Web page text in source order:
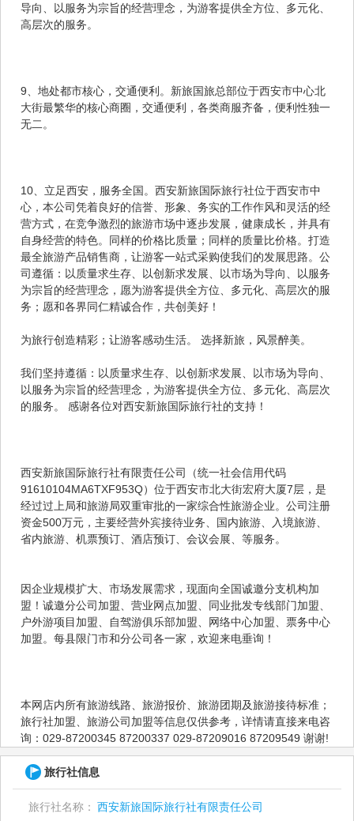
导向、以服务为宗旨的经营理念，为游客提供全方位、多元化、
高层次的服务。
9、地处都市核心，交通便利。新旅国旅总部位于西安市中心北
大街最繁华的核心商圈，交通便利，各类商服齐备，便利性独一
无二。
10、立足西安，服务全国。西安新旅国际旅行社位于西安市中
心，本公司凭着良好的信誉、形象、务实的工作作风和灵活的经
营方式，在竞争激烈的旅游市场中逐步发展，健康成长，并具有
自身经营的特色。同样的价格比质量；同样的质量比价格。打造
最全旅游产品销售商，让游客一站式采购使我们的发展思路。公
司遵循：以质量求生存、以创新求发展、以市场为导向、以服务
为宗旨的经营理念，愿为游客提供全方位、多元化、高层次的服
务；愿和各界同仁精诚合作，共创美好！
为旅行创造精彩；让游客感动生活。 选择新旅，风景醉美。
我们坚持遵循：以质量求生存、以创新求发展、以市场为导向、
以服务为宗旨的经营理念，为游客提供全方位、多元化、高层次
的服务。 感谢各位对西安新旅国际旅行社的支持！
西安新旅国际旅行社有限责任公司（统一社会信用代码
91610104MA6TXF953Q）位于西安市北大街宏府大厦7层，是
经过过上局和旅游局双重审批的一家综合性旅游企业。公司注册
资金500万元，主要经营外宾接待业务、国内旅游、入境旅游、
省内旅游、机票预订、酒店预订、会议会展、等服务。
因企业规模扩大、市场发展需求，现面向全国诚邀分支机构加
盟！诚邀分公司加盟、营业网点加盟、同业批发专线部门加盟、
户外游项目加盟、自驾游俱乐部加盟、网络中心加盟、票务中心
加盟。每县限门市和分公司各一家，欢迎来电垂询！
本网店内所有旅游线路、旅游报价、旅游团期及旅游接待标准；
旅行社加盟、旅游公司加盟等信息仅供参考，详情请直接来电咨
询：029-87200345 87200337 029-87209016 87209549 谢谢!
旅行社信息
旅行社名称： 西安新旅国际旅行社有限责任公司